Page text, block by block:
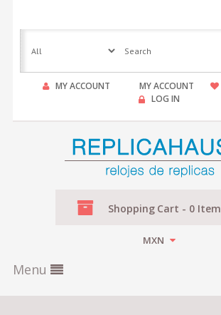
MY ACCOUNT MY ACCOUNT
LOG IN
Shopping Cart - 0Item
MXN
Menu